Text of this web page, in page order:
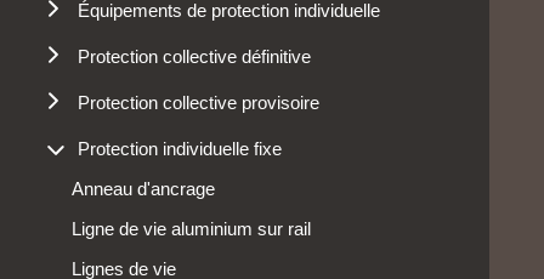
Équipements de protection individuelle
Antichutes
Protection collective définitive
Échelle à crinoline
Protection collective provisoire
Protections périphériques
Protection individuelle fixe
Anneau d'ancrage
Ligne de vie aluminium sur rail
Lignes de vie